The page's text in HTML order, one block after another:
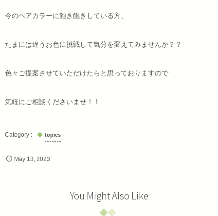
今のヘアカラーに飽き飽きしている方、
たまには違うお色に挑戦して気分を変えてみませんか？？
色々ご提案させていただけたらと思っておりますので
気軽にご相談くださいませ！！
topics
May 13 ,2023
You Might Also Like